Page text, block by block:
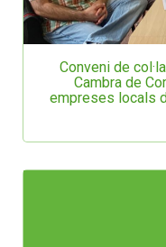
Conveni de
Cambra de
empreses locals